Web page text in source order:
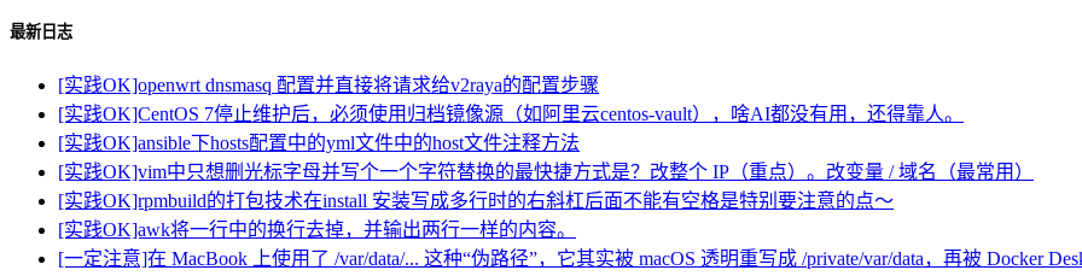
最新日志
[实践OK]openwrt dnsmasq 配置并直接将请求给v2raya的配置步骤
[实践OK]CentOS 7停止维护后，必须使用归档镜像源（如阿里云centos-vault），啥AI都没有用，还得靠人。
[实践OK]ansible下hosts配置中的yml文件中的host文件注释方法
[实践OK]vim中只想删光标字母并写个一个字符替换的最快捷方式是？改整个 IP（重点）。改变量 / 域名（最常用）
[实践OK]rpmbuild的打包技术在install 安装写成多行时的右斜杠后面不能有空格是特别要注意的点～
[实践OK]awk将一行中的换行去掉，并输出两行一样的内容。
[一定注意]在 MacBook 上使用了 /var/data/... 这种“伪路径”，它其实被 macOS 透明重写成 /private/var/data，再被 Docker